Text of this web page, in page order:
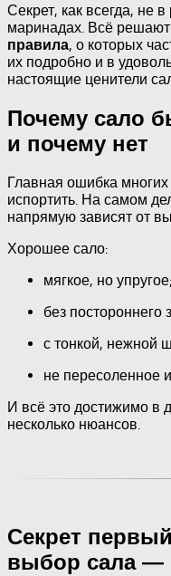
Секрет, как всегда, не
маринадах. Всё решают
правила, о которых
их подробно и в
настоящие ценители
Почему сало
и почему нет
Главная ошибка
испортить. На самом
напрямую зависят от
Хорошее сало:
мягкое, но упругое;
без постороннего
с тонкой, нежной
не пересоленное
И всё это достижимо в
несколько нюансов.
Секрет
выбор сала —